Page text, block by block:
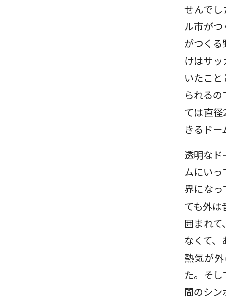
せんで
ル市が
がつく
けはサ
いたこ
られる
ては直
きるドー
透明な
ムにい
界にな
ても外
囲まれ
なくて
熱気が
た。そ
間のシ